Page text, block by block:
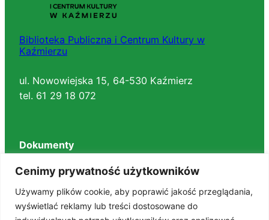
Cenimy prywatność użytkowników
Używamy plików cookie, aby poprawić jakość przeglądania,
wyświetlać reklamy lub treści dostosowane do
Biblioteka Publiczna i Centrum Kultury w
Kaźmierzu
ul. Nowowiejska 15, 64-530 Kaźmierz
tel. 61 29 18 072
Dokumenty
Regulaminy
BIP
RODO